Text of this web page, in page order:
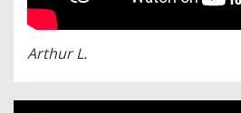
Arthur L.